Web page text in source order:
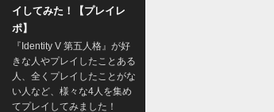
イしてみた！【プレイレ
ポ】
『Identity V 第五人格』が好
きな人やプレイしたことある
人、全くプレイしたことがな
い人など、様々な4人を集め
てプレイしてみました！